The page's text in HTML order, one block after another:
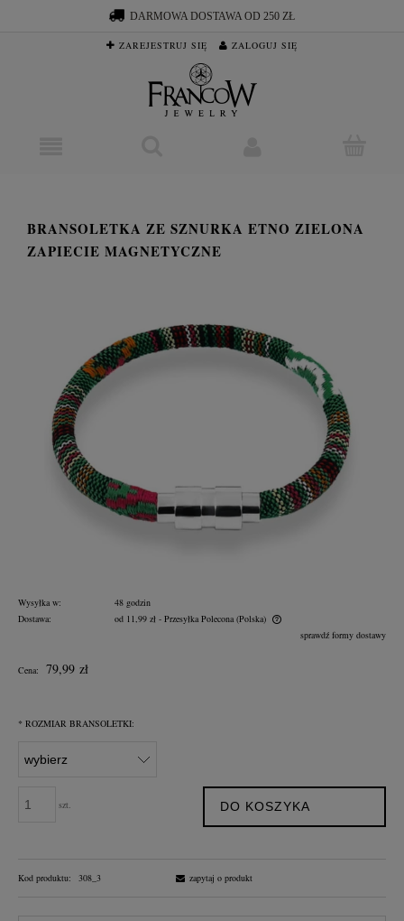
DARMOWA DOSTAWA OD 250 ZŁ
ZAREJESTRUJ SIĘ ZALOGUJ SIĘ
BRANSOLETKA ZE SZNURKA ETNO ZIELONA
ZAPIECIE MAGNETYCZNE
Wysyłka w:
48 godzin
Dostawa:
od 11,99 zł - Przesyłka Polecona (Polska)
sprawdź formy dostawy
Cena: 79,99 zł
* ROZMIAR BRANSOLETKI:
szt. DO KOSZYKA
Kod produktu: 308_3 zapytaj o produkt